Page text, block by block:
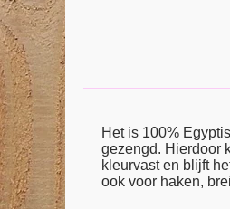
Het is 100%
gezengd. Hierdoor
kleurvast en blijft
ook voor haken,